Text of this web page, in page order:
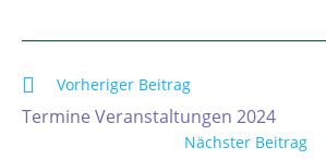
Vorheriger Beitrag
Termine Veranstaltungen 2024
Nächster Beitrag